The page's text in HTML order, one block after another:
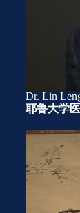
Dr. Lin
耶鲁大学